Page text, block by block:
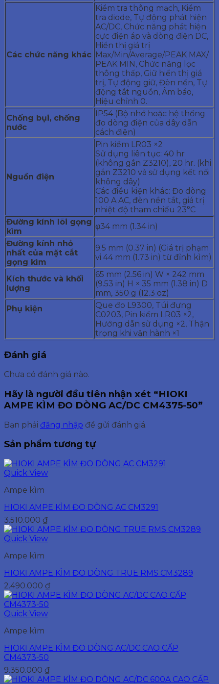
Các chức năng khác
Kiểm tra thông mạch, Kiểm
tra diode, Tự động phát hiện
AC/DC, Chức năng phát hiện
cực điện áp và dòng điện DC,
Hiển thị giá trị
Max/Min/Average/PEAK MAX/
PEAK MIN, Chức năng lọc
thông thấp, Giữ hiển thị giá
trị, Tự động giữ, Đèn nền, Tự
động tắt nguồn, Âm báo,
Hiệu chỉnh 0.
Chống bụi, chống
nước
IP54 (Bộ nhớ hoặc hệ thống
đo dòng điện của dây dẫn
cách điện)
Nguồn điện
Pin kiềm LR03 ×2
Sử dụng liên tục: 40 hr
(không gắn Z3210), 20 hr. (khi
gắn Z3210 và sử dụng kết nối
không dây)
Các điều kiện khác: Đo dòng
100 A AC, đèn nền tắt, giá trị
nhiệt độ tham chiếu 23°C
Đường kính lõi gọng
kìm
φ34 mm (1.34 in)
Đường kính nhỏ
nhất của mặt cắt
gọng kìm
9.5 mm (0.37 in) (Giá trị phạm
vi 44 mm (1.73 in) từ đỉnh kìm)
Kích thước và khối
lượng
65 mm (2.56 in) W × 242 mm
(9.53 in) H × 35 mm (1.38 in) D
mm, 350 g (12.3 oz)
Phụ kiện
Que đo L9300, Túi đựng
C0203, Pin kiềm LR03 ×2,
Hướng dẫn sử dụng ×2, Thận
trọng khi vận hành ×1
Đánh giá
Chưa có đánh giá nào.
Hãy là người đầu tiên nhận xét “HIOKI
AMPE KÌM ĐO DÒNG AC/DC CM4375-50”
Bạn phải đăng nhập để gửi đánh giá.
Sản phẩm tương tự
Quick View
Ampe kìm
HIOKI AMPE KÌM ĐO DÒNG AC CM3291
3.510.000 ₫
Quick View
Ampe kìm
HIOKI AMPE KÌM ĐO DÒNG TRUE RMS CM3289
2.490.000 ₫
Quick View
Ampe kìm
HIOKI AMPE KÌM ĐO DÒNG AC/DC CAO CẤP
CM4373-50
9.350.000 ₫